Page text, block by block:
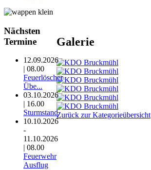
Galerie
Zurück zur Kategorieübersicht
Nächsten
Termine
12.09.2026
| 08.00
Feuerlöscher
Übe...
03.10.2026
| 16.00
Sturmstand
10.10.2026
-
11.10.2026
| 08.00
Feuerwehr
Ausflug